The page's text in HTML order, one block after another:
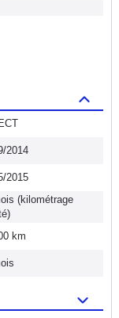
2014
2015
(kilométrage
km